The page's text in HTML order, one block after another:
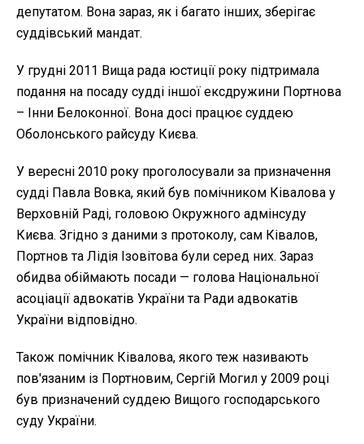
депутатом. Вона зараз, як і багато інших, зберігає
суддівський мандат.
У грудні 2011 Вища рада юстиції року підтримала
подання на посаду судді іншої ексдружини Портнова
– Інни Белоконної. Вона досі працює суддею
Оболонського райсуду Києва.
У вересні 2010 року проголосували за призначення
судді Павла Вовка, який був помічником Ківалова у
Верховній Раді, головою Окружного адмінсуду
Києва. Згідно з даними з протоколу, сам Ківалов,
Портнов та Лідія Ізовітова були серед них. Зараз
обидва обіймають посади — голова Національної
асоціації адвокатів України та Ради адвокатів
України відповідно.
Також помічник Ківалова, якого теж називають
пов'язаним із Портновим, Сергій Могил у 2009 році
був призначений суддею Вищого господарського
суду України.